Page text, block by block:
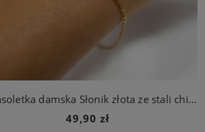
Bransoletka damska Słonik złota ze stali chirurgicznej
49,90 zł